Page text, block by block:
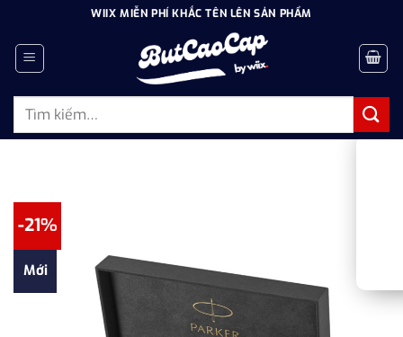
dung
WIIX MIỄN PHÍ KHẮC TÊN LÊN SẢN PHẨM
Tìm
-21%
Mới